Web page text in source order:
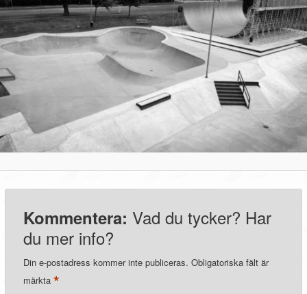
Kommentera: Vad du tycker? Har
du mer info?
Din e-postadress kommer inte publiceras. Obligatoriska fält är
märkta*